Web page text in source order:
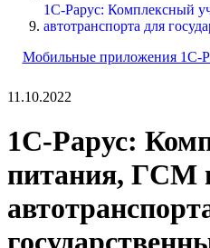
1С-Рарус: Комплексный
автотранспорта для
Мобильные приложения 1С-
11.10.2022
1С-Рарус:
питания, ГСМ